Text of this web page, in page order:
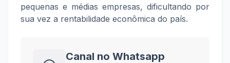
pequenas e médias empresas, dificultando por
sua vez a rentabilidade econômica do país.
Canal no Whatsapp